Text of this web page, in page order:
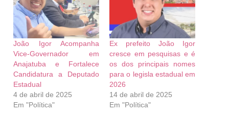
João Igor Acompanha
Vice-Governador em
Anajatuba e Fortalece
Candidatura a Deputado
Estadual
4 de abril de 2025
Em "Política"
Ex prefeito João Igor
cresce em pesquisas e é
os dos principais nomes
para o legisla estadual em
2026
14 de abril de 2025
Em "Política"